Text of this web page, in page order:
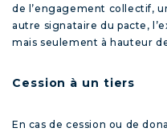
de l’engagement collectif,
autre signataire du pacte,
mais seulement à hauteur
Cession à un tiers
En cas de cession ou de